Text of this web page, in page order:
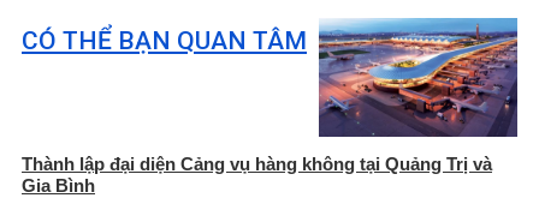
CÓ THỂ BẠN QUAN TÂM
Thành lập đại diện Cảng vụ hàng không tại Quảng Trị và
Gia Bình